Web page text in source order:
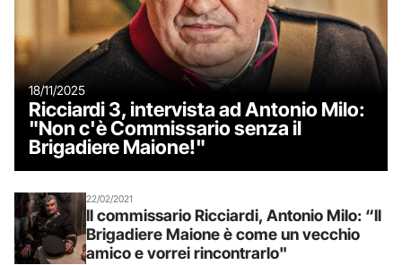
18/11/2025
Ricciardi 3, intervista ad Antonio Milo:
"Non c'è Commissario senza il
Brigadiere Maione!"
22/02/2021
Il commissario Ricciardi, Antonio Milo: “Il
Brigadiere Maione è come un vecchio
amico e vorrei rincontrarlo"